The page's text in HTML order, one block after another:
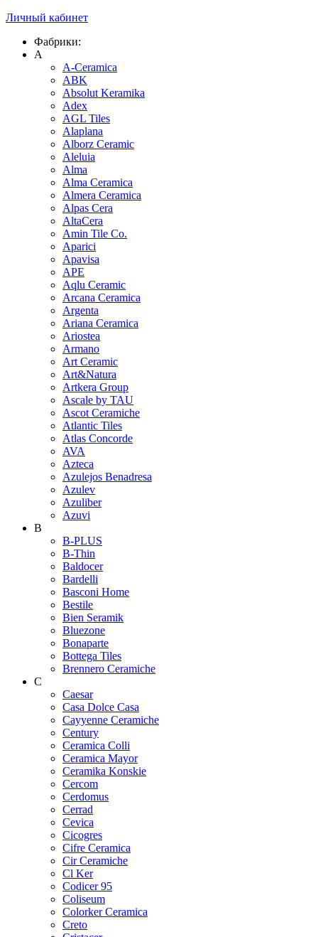
Личный кабинет
Фабрики:
A
A-Ceramica
ABK
Absolut Keramika
Adex
AGL Tiles
Alaplana
Alborz Ceramic
Aleluia
Alma
Alma Ceramica
Almera Ceramica
Alpas Cera
AltaCera
Amin Tile Co.
Aparici
Apavisa
APE
Aqlu Ceramic
Arcana Ceramica
Argenta
Ariana Ceramica
Ariostea
Armano
Art Ceramic
Art&Natura
Artkera Group
Ascale by TAU
Ascot Ceramiche
Atlantic Tiles
Atlas Concorde
AVA
Azteca
Azulejos Benadresa
Azulev
Azuliber
Azuvi
B
B-PLUS
B-Thin
Baldocer
Bardelli
Basconi Home
Bestile
Bien Seramik
Bluezone
Bonaparte
Bottega Tiles
Brennero Ceramiche
C
Caesar
Casa Dolce Casa
Cayyenne Ceramiche
Century
Ceramica Colli
Ceramica Mayor
Ceramika Konskie
Cercom
Cerdomus
Cerrad
Cevica
Cicogres
Cifre Ceramica
Cir Ceramiche
Cl Ker
Codicer 95
Coliseum
Colorker Ceramica
Creto